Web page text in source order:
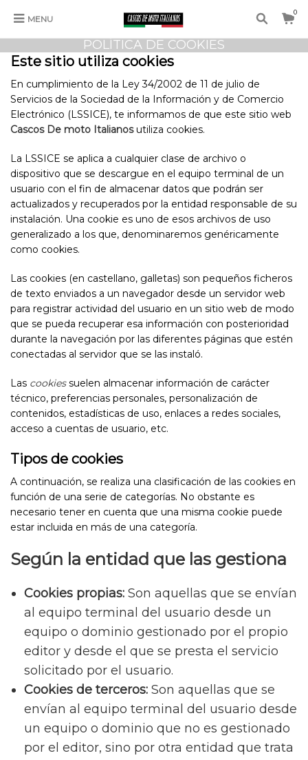
MENU
0
POLÍTICA DE COOKIES
Este sitio utiliza cookies
En cumplimiento de la Ley 34/2002 de 11 de julio de
Servicios de la Sociedad de la Información y de Comercio
Electrónico (LSSICE), te informamos de que este sitio web
Cascos De moto Italianosutiliza cookies.
La LSSICE se aplica a cualquier clase de archivo o
dispositivo que se descargue en el equipo terminal de un
usuario con el fin de almacenar datos que podrán ser
actualizados y recuperados por la entidad responsable de su
instalación. Una cookie es uno de esos archivos de uso
generalizado a los que, denominaremos genéricamente
como cookies.
Las cookies (en castellano, galletas) son pequeños ficheros
de texto enviados a un navegador desde un servidor web
para registrar actividad del usuario en un sitio web de modo
que se pueda recuperar esa información con posterioridad
durante la navegación por las diferentes páginas que estén
conectadas al servidor que se las instaló.
Las cookiessuelen almacenar información de carácter
técnico, preferencias personales, personalización de
contenidos, estadísticas de uso, enlaces a redes sociales,
acceso a cuentas de usuario, etc.
Tipos de cookies
A continuación, se realiza una clasificación de las cookies en
función de una serie de categorías. No obstante es
necesario tener en cuenta que una misma cookie puede
estar incluida en más de una categoría.
Según la entidad que las gestiona
Cookies propias:Son aquellas que se envían
al equipo terminal del usuario desde un
equipo o dominio gestionado por el propio
editor y desde el que se presta el servicio
solicitado por el usuario.
Cookies de terceros:Son aquellas que se
envían al equipo terminal del usuario desde
un equipo o dominio que no es gestionado
por el editor, sino por otra entidad que trata